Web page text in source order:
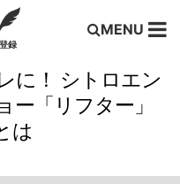
登録
MENU
に！ シトロエン
ー「リフター」
は